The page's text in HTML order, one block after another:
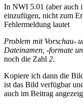
In NWI 5.01 (aber auch
einzufügen, nicht zum
Fehlermeldung lautet
Problem mit Vorschau-
Dateinamen, -formate
noch die Zahl 2.
Kopiere ich dann die
ist das Bild verfügbar
auch im Beitrag